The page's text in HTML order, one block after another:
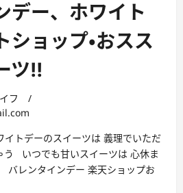
デー、ホワイト
ショップ・おスス
ツ!!
フ
/
イトデーのスイーツは 義理でいただ
う いつでも甘いスイーツは 心休ま
レンタインデー 楽天ショップお